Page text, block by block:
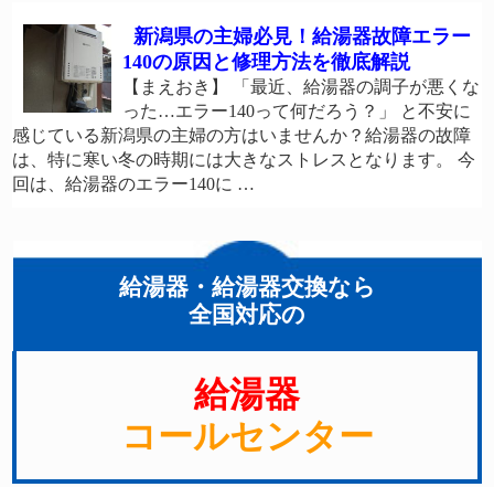
新潟県の主婦必見！給湯器故障エラー
140の原因と修理方法を徹底解説
【まえおき】 「最近、給湯器の調子が悪くな
った…エラー140って何だろう？」 と不安に
感じている新潟県の主婦の方はいませんか？給湯器の故障
は、特に寒い冬の時期には大きなストレスとなります。 今
回は、給湯器のエラー140に …
給湯器・給湯器交換なら
全国対応の
給湯器
コールセンター